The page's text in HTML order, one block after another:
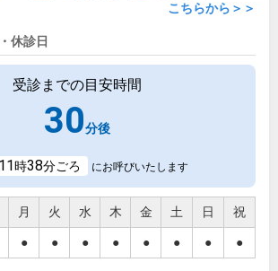
こちらから＞＞
休診日
受診までの目安時間
30分後
11時38分ごろ にお呼びいたします
月 火 水 木 金 土 日 祝
● ● ● ● ● ● ● ●